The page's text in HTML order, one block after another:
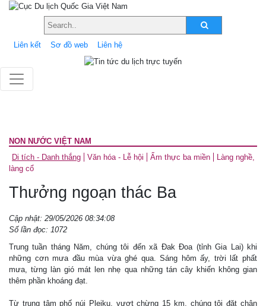
Liên kết Sơ đồ web Liên hệ
NON NƯỚC VIỆT NAM
Di tích - Danh thắng
Văn hóa - Lễ hội Ẩm thực ba miền
Làng nghề,
làng cổ
Thưởng ngoạn thác Ba
Cập nhật: 29/05/2026 08:34:08
Số lần đọc: 1072
Trung tuần tháng Năm, chúng tôi đến xã Đak Đoa (tỉnh Gia Lai) khi
những cơn mưa đầu mùa vừa ghé qua. Sáng hôm ấy, trời lất phất
mưa, từng làn gió mát len nhẹ qua những tán cây khiến không gian
thêm phần khoáng đạt.
Từ trung tâm phố núi Pleiku, vượt chừng 15 km, chúng tôi đặt chân